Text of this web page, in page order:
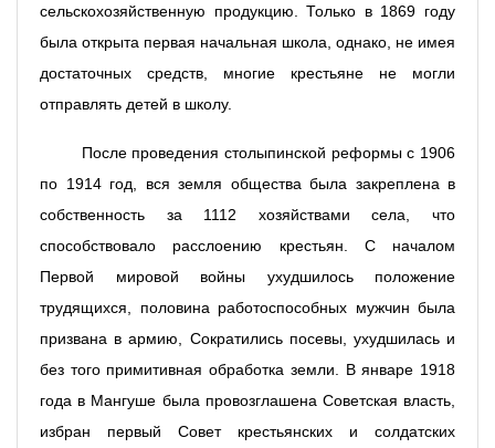
сельскохозяйственную продукцию. Только в 1869 году
была открыта первая начальная школа, однако, не имея
достаточных средств, многие крестьяне не могли
отправлять детей в школу.
После проведения столыпинской реформы с 1906
по 1914 год, вся земля общества была закреплена в
собственность за 1112 хозяйствами села, что
способствовало расслоению крестьян. С началом
Первой мировой войны ухудшилось положение
трудящихся, половина работоспособных мужчин была
призвана в армию, Сократились посевы, ухудшилась и
без того примитивная обработка земли. В январе 1918
года в Мангуше была провозглашена Советская власть,
избран первый Совет крестьянских и солдатских